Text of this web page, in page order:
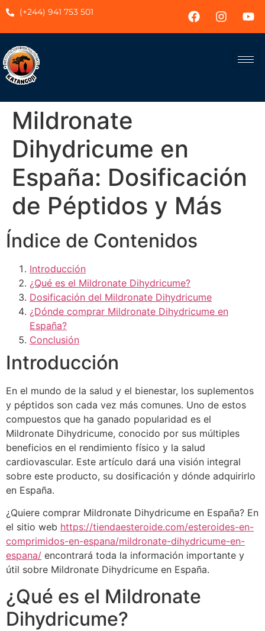
(+244) 941 753 501
Mildronate
Dihydricume en
España: Dosificación
de Péptidos y Más
Índice de Contenidos
Introducción
¿Qué es el Mildronate Dihydricume?
Dosificación del Mildronate Dihydricume
¿Dónde comprar Mildronate Dihydricume en
España?
Conclusión
Introducción
En el mundo de la salud y el bienestar, los suplementos
y péptidos son cada vez más comunes. Uno de estos
compuestos que ha ganado popularidad es el
Mildronate Dihydricume, conocido por sus múltiples
beneficios en el rendimiento físico y la salud
cardiovascular. Este artículo dará una visión integral
sobre este producto, su dosificación y dónde adquirirlo
en España.
¿Quiere comprar Mildronate Dihydricume en España? En
el sitio web https://tiendaesteroide.com/esteroides-en-
comprimidos-en-espana/mildronate-dihydricume-en-
espana/ encontrará toda la información importante y
útil sobre Mildronate Dihydricume en España.
¿Qué es el Mildronate
Dihydricume?